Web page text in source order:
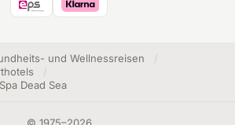
und Wellnessreisen
Dead Sea